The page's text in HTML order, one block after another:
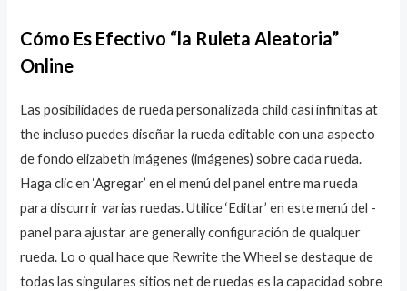
Cómo Es Efectivo “la Ruleta Aleatoria”
Online
Las posibilidades de rueda personalizada child casi infinitas at
the incluso puedes diseñar la rueda editable con una aspecto
de fondo elizabeth imágenes (imágenes) sobre cada rueda.
Haga clic en ‘Agregar’ en el menú del panel entre ma rueda
para discurrir varias ruedas. Utilice ‘Editar’ en este menú del -
panel para ajustar are generally configuración de qualquer
rueda. Lo o qual hace que Rewrite the Wheel se destaque de
todas las singulares sitios net de ruedas es la capacidad sobre